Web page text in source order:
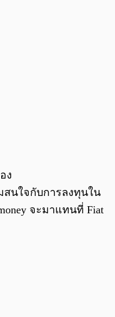
ง
สนใจกับการลงทุนใน
จะมาแทนที่ Fiat